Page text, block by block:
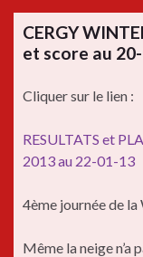
CERGY
et score au
Cliquer sur le lien :
RESULTATS et
2013 au 22-01-13
4ème journée de
Même la neige n’a